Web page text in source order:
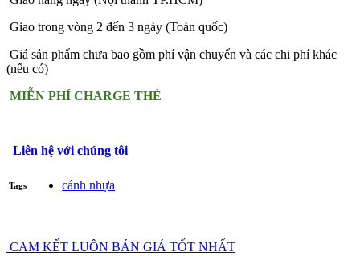
Giao trong vòng 2 đến 3 ngày (Toàn quốc)
Giá sản phẩm chưa bao gồm phí vận chuyển và các chi phí khác
(nếu có)
MIỄN PHÍ CHARGE THẺ
Liên hệ với chúng tôi
Tags cánh nhựa
CAM KẾT LUÔN BÁN GIÁ TỐT NHẤT